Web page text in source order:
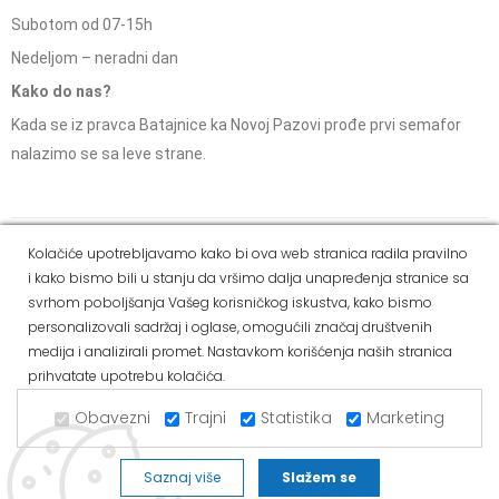
Subotom od 07-15h
Nedeljom – neradni dan
Kako do nas?
Kada se iz pravca Batajnice ka Novoj Pazovi prođe prvi semafor
nalazimo se sa leve strane.
Copyright © 2021 Alvos. All Rights Reserved.
Izrada internet prodavnice i SEO - Web Business Solutions
Dostava i
način
plaćanja
Politika
privatnosti
Kako
kupiti
Reklamacije i pravo
na odustajanje
Social Media
Kolačiće upotrebljavamo kako bi ova web stranica radila pravilno
i kako bismo bili u stanju da vršimo dalja unapređenja stranice sa
svrhom poboljšanja Vašeg korisničkog iskustva, kako bismo
personalizovali sadržaj i oglase, omogućili značaj društvenih
medija i analizirali promet. Nastavkom korišćenja naših stranica
prihvatate upotrebu kolačića.
Obavezni Trajni Statistika Marketing
Saznaj više Slažem se